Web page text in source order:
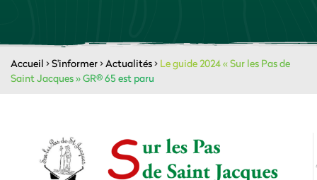
Accueil >S'informer>Actualités> Le guide 2024 « Sur les Pas de
Saint Jacques » GR® 65 est paru